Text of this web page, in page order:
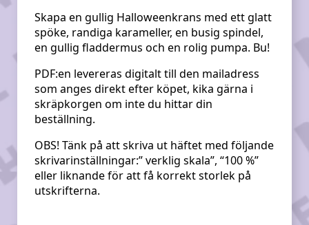
Skapa en gullig Halloweenkrans med ett glatt
spöke, randiga karameller, en busig spindel,
en gullig fladdermus och en rolig pumpa. Bu!
PDF:en levereras digitalt till den mailadress
som anges direkt efter köpet, kika gärna i
skräpkorgen om inte du hittar din
beställning.
OBS! Tänk på att skriva ut häftet med följande
skrivarinställningar:” verklig skala”, “100 %”
eller liknande för att få korrekt storlek på
utskrifterna.